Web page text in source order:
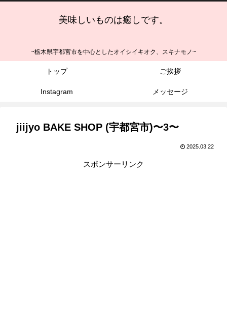
美味しいものは癒しです。
~栃木県宇都宮市を中心としたオイシイキオク、スキナモノ~
トップ ご挨拶
Instagram メッセージ
jiijyo BAKE SHOP (宇都宮市)〜3〜
2025.03.22
スポンサーリンク